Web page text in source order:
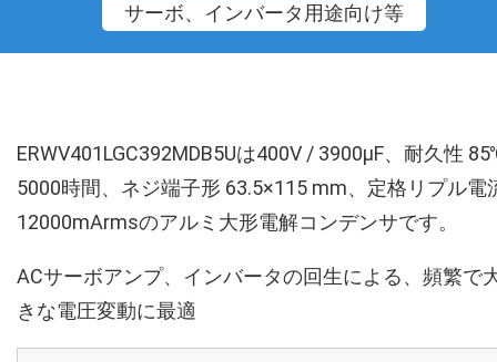
サーボ、インバータ用途向け等
ERWV401LGC392MDB5Uは400V / 3900µF、耐久性
5000時間、ネジ端子形 63.5×115 mm、定格リプル電
12000mArmsのアルミ大形電解コンデンサです。
ACサーボアンプ、インバータの回生による、頻繁で
きな電圧変動に最適